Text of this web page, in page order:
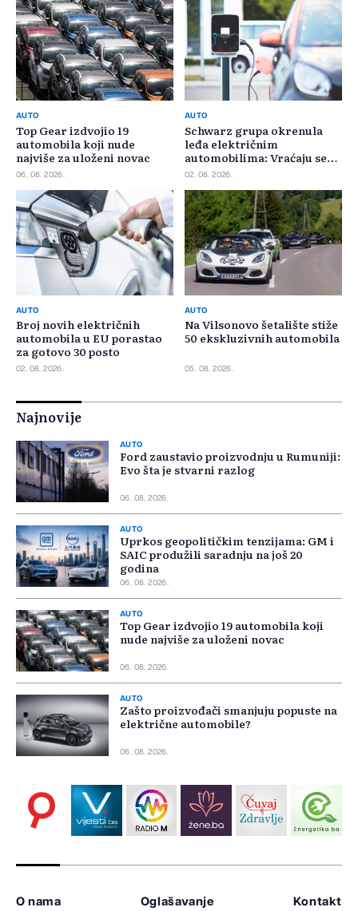
AUTO
Top Gear izdvojio 19
automobila koji nude
najviše za uloženi novac
06. 08. 2026.
AUTO
Schwarz grupa okrenula
leđa električnim
automobilima: Vraćaju se
benzincima i dizelašima
02. 08. 2026.
AUTO
Broj novih električnih
automobila u EU porastao
za gotovo 30 posto
02. 08. 2026.
AUTO
Na Vilsonovo šetalište stiže
50 ekskluzivnih automobila
05. 08. 2026.
Najnovije
AUTO
Ford zaustavio proizvodnju u Rumuniji:
Evo šta je stvarni razlog
06. 08. 2026.
AUTO
Uprkos geopolitičkim tenzijama: GM i
SAIC produžili saradnju na još 20
godina
06. 08. 2026.
AUTO
Top Gear izdvojio 19 automobila koji
nude najviše za uloženi novac
06. 08. 2026.
AUTO
Zašto proizvođači smanjuju popuste na
električne automobile?
06. 08. 2026.
O nama Oglašavanje Kontakt